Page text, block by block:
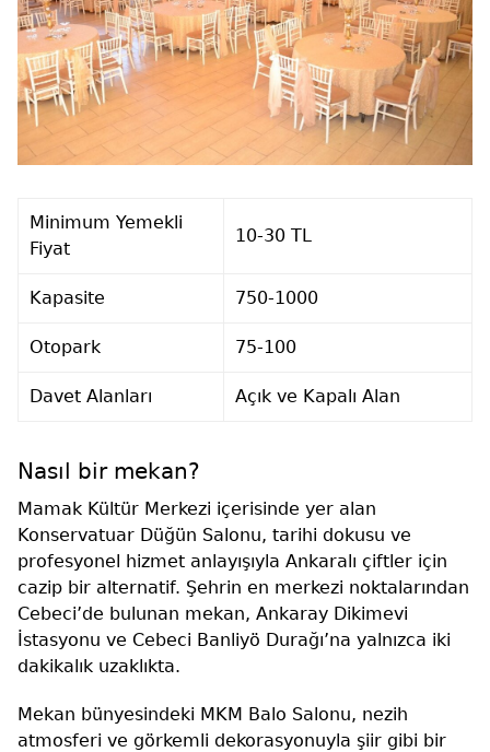
Minimum Yemekli
Fiyat
10-30 TL
Kapasite 750-1000
Otopark 75-100
Davet Alanları Açık ve Kapalı Alan
Nasıl bir mekan?
Mamak Kültür Merkezi içerisinde yer alan
Konservatuar Düğün Salonu, tarihi dokusu ve
profesyonel hizmet anlayışıyla Ankaralı çiftler için
cazip bir alternatif. Şehrin en merkezi noktalarından
Cebeci’de bulunan mekan, Ankaray Dikimevi
İstasyonu ve Cebeci Banliyö Durağı’na yalnızca iki
dakikalık uzaklıkta.
Mekan bünyesindeki MKM Balo Salonu, nezih
atmosferi ve görkemli dekorasyonuyla şiir gibi bir